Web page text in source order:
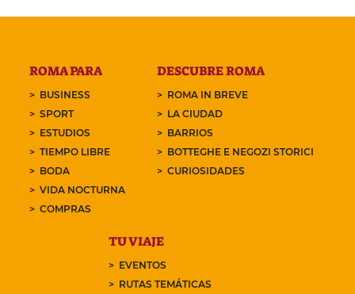
ROMA PARA
BUSINESS
SPORT
ESTUDIOS
TIEMPO LIBRE
BODA
VIDA NOCTURNA
COMPRAS
DESCUBRE ROMA
ROMA IN BREVE
LA CIUDAD
BARRIOS
BOTTEGHE E NEGOZI STORICI
CURIOSIDADES
TU VIAJE
EVENTOS
RUTAS TEMÁTICAS